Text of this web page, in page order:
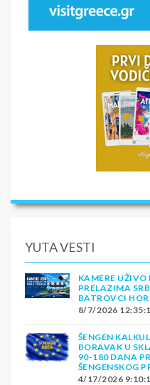
YUTA VESTI
KAMERE
PRELAZIMA
BATROVCI
8/7/2026
ŠENGEN
BORAVAK U
90-180 DANA
ŠENGENSKOG
4/17/2026